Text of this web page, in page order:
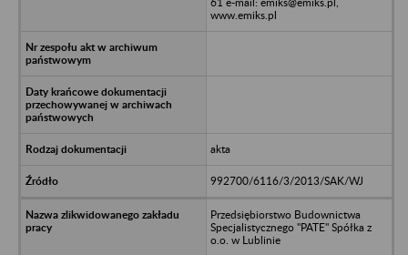
www.emiks.pl
akta
992700/6116/3/2013/SAK/WJ
Przedsiębiorstwo Budownictwa
Specjalistycznego "PATE" Spółka z
o.o. w Lublinie